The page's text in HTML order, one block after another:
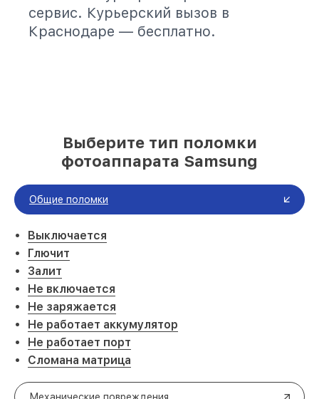
сервис. Курьерский вызов в
Краснодаре — бесплатно.
Выберите тип поломки
фотоаппарата Samsung
Общие поломки
Выключается
Глючит
Залит
Не включается
Не заряжается
Не работает аккумулятор
Не работает порт
Сломана матрица